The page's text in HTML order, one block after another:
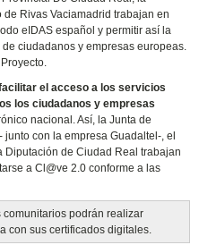
Rivas Vaciamadrid trabajan en
eIDAS español y permitir así la
ciudadanos y empresas europeas.
el acceso a los servicios
los ciudadanos y empresas
nacional. Así, la Junta de
con la empresa Guadaltel-, el
Diputación de Ciudad Real trabajan
a Cl@ve 2.0 conforme a las
podrán realizar
con sus certificados digitales.